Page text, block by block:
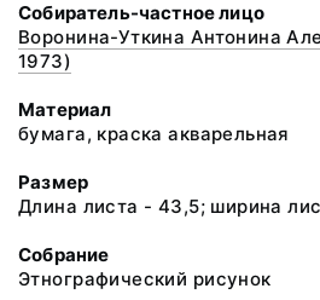
Собиратель-частное лицо
Воронина-Уткина Антонина
1973)
Материал
бумага, краска акварельная
Размер
Длина листа - 43,5; ширина
Собрание
Этнографический рисунок